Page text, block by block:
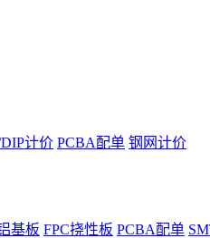
计价 PCBA配单 钢网计价
基板 FPC挠性板 PCBA配单